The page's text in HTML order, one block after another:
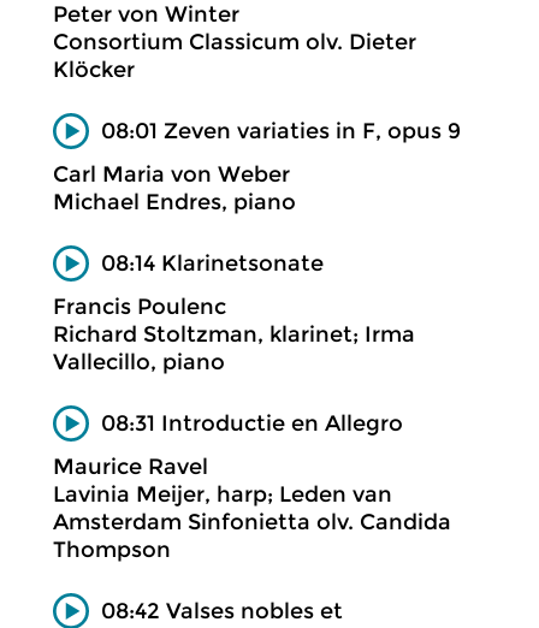
Peter von Winter
Consortium Classicum olv. Dieter
Klöcker
08:01 Zeven variaties in F, opus 9
Carl Maria von Weber
Michael Endres, piano
08:14 Klarinetsonate
Francis Poulenc
Richard Stoltzman, klarinet; Irma
Vallecillo, piano
08:31 Introductie en Allegro
Maurice Ravel
Lavinia Meijer, harp; Leden van
Amsterdam Sinfonietta olv. Candida
Thompson
08:42 Valses nobles et